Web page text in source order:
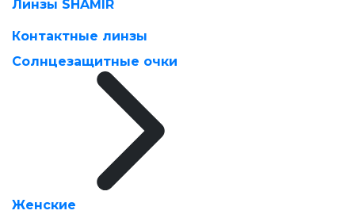
Линзы SHAMIR
Контактные линзы
Солнцезащитные очки
Женские